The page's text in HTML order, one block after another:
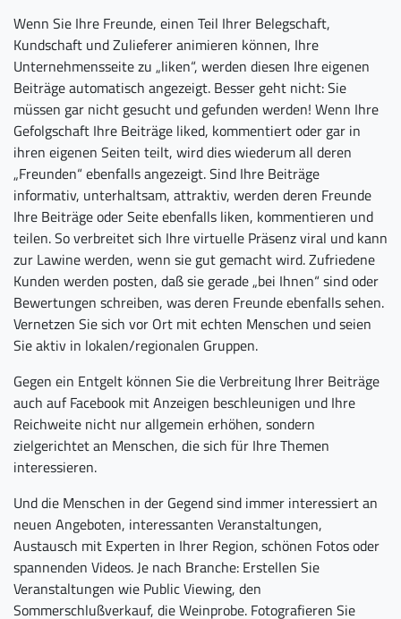
Wenn Sie Ihre Freunde, einen Teil Ihrer Belegschaft,
Kundschaft und Zulieferer animieren können, Ihre
Unternehmensseite zu „liken“, werden diesen Ihre eigenen
Beiträge automatisch angezeigt. Besser geht nicht: Sie
müssen gar nicht gesucht und gefunden werden! Wenn Ihre
Gefolgschaft Ihre Beiträge liked, kommentiert oder gar in
ihren eigenen Seiten teilt, wird dies wiederum all deren
„Freunden“ ebenfalls angezeigt. Sind Ihre Beiträge
informativ, unterhaltsam, attraktiv, werden deren Freunde
Ihre Beiträge oder Seite ebenfalls liken, kommentieren und
teilen. So verbreitet sich Ihre virtuelle Präsenz viral und kann
zur Lawine werden, wenn sie gut gemacht wird. Zufriedene
Kunden werden posten, daß sie gerade „bei Ihnen“ sind oder
Bewertungen schreiben, was deren Freunde ebenfalls sehen.
Vernetzen Sie sich vor Ort mit echten Menschen und seien
Sie aktiv in lokalen/regionalen Gruppen.
Gegen ein Entgelt können Sie die Verbreitung Ihrer Beiträge
auch auf Facebook mit Anzeigen beschleunigen und Ihre
Reichweite nicht nur allgemein erhöhen, sondern
zielgerichtet an Menschen, die sich für Ihre Themen
interessieren.
Und die Menschen in der Gegend sind immer interessiert an
neuen Angeboten, interessanten Veranstaltungen,
Austausch mit Experten in Ihrer Region, schönen Fotos oder
spannenden Videos. Je nach Branche: Erstellen Sie
Veranstaltungen wie Public Viewing, den
Sommerschlußverkauf, die Weinprobe. Fotografieren Sie